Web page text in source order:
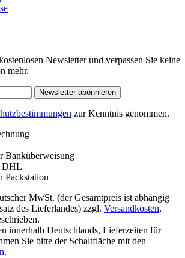
Newsletter und verpassen Sie keine
mehr.
Newsletter abonnieren
zur Kenntnis genommen.
MwSt. (der Gesamtpreis ist abhängig
des Lieferlandes) zzgl. Versandkosten,
innerhalb Deutschlands, Lieferzeiten für
Sie bitte der Schaltfläche mit den
.